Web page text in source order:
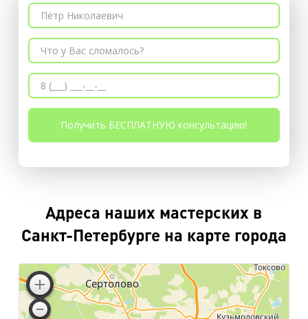
Адреса наших мастерских в
Санкт-Петербурге на карте города